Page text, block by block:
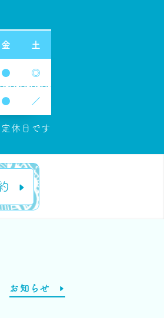
金 土
● ◎
● ／
休日です
お知らせ